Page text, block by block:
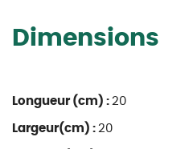
Dimensions
Longueur (cm) : 20
Largeur(cm) : 20